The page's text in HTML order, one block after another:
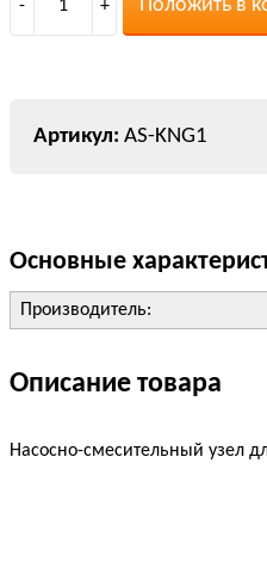
- 1 + Положить в
AS-KNG1
Основные
Производитель:
Описание товара
Насосно-смесительный узел